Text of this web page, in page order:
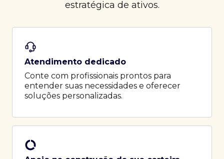
estratégica de ativos.
Atendimento dedicado
Conte com profissionais prontos para
entender suas necessidades e oferecer
soluções personalizadas.